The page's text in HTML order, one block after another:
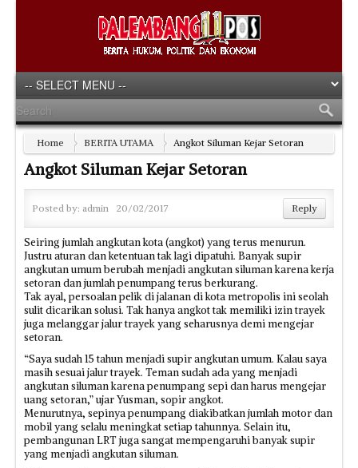
Home BERITA UTAMA Angkot Siluman Kejar Setoran
Angkot Siluman Kejar Setoran
Posted by: admin 20/02/2017 Reply
Seiring jumlah angkutan kota (angkot) yang terus menurun.
Justru aturan dan ketentuan tak lagi dipatuhi. Banyak supir
angkutan umum berubah menjadi angkutan siluman karena kerja
setoran dan jumlah penumpang terus berkurang.
Tak ayal, persoalan pelik di jalanan di kota metropolis ini seolah
sulit dicarikan solusi. Tak hanya angkot tak memiliki izin trayek
juga melanggar jalur trayek yang seharusnya demi mengejar
setoran.
“Saya sudah 15 tahun menjadi supir angkutan umum. Kalau saya
masih sesuai jalur trayek. Teman sudah ada yang menjadi
angkutan siluman karena penumpang sepi dan harus mengejar
uang setoran,” ujar Yusman, sopir angkot.
Menurutnya, sepinya penumpang diakibatkan jumlah motor dan
mobil yang selalu meningkat setiap tahunnya. Selain itu,
pembangunan LRT juga sangat mempengaruhi banyak supir
yang menjadi angkutan siluman.